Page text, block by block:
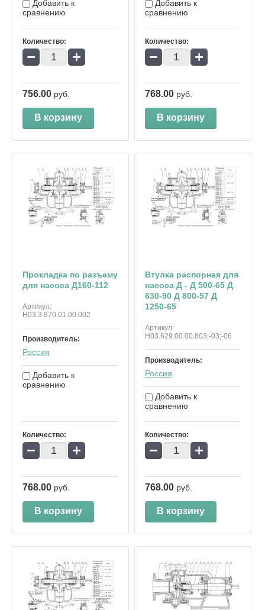
Добавить к
сравнению
Количество:
− +
756.00 руб.
В корзину
Добавить к
сравнению
Количество:
− +
768.00 руб.
В корзину
Прокладка по разъему
для насоса Д160-112
Артикул:
Н03.3.870.01.00.002
Производитель:
Россия
Добавить к
сравнению
Количество:
− +
768.00 руб.
В корзину
Втулка распорная для
насоса Д - Д 500-65 Д
630-90 Д 800-57 Д
1250-65
Артикул:
Н03.629.00.00.803;-03;-06
Производитель:
Россия
Добавить к
сравнению
Количество:
− +
768.00 руб.
В корзину